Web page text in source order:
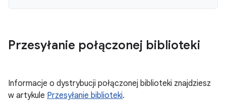
Przesyłanie połączonej biblioteki
Informacje o dystrybucji połączonej biblioteki znajdziesz
w artykule Przesyłanie biblioteki.